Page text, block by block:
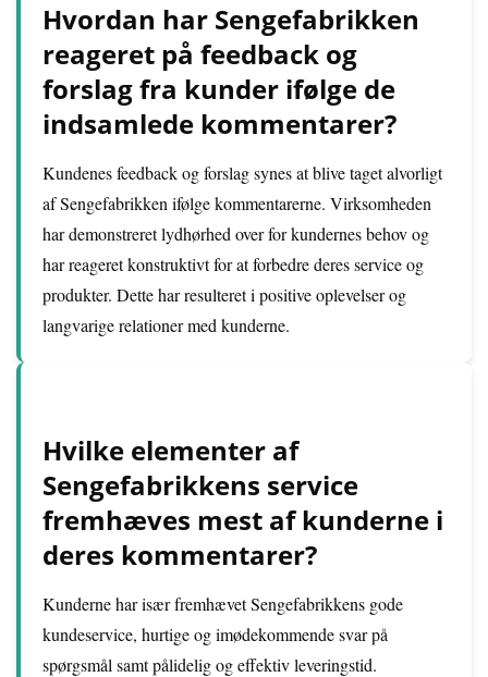
Hvordan har Sengefabrikken
reageret på feedback og
forslag fra kunder ifølge de
indsamlede kommentarer?
Kundenes feedback og forslag synes at blive taget alvorligt
af Sengefabrikken ifølge kommentarerne. Virksomheden
har demonstreret lydhørhed over for kundernes behov og
har reageret konstruktivt for at forbedre deres service og
produkter. Dette har resulteret i positive oplevelser og
langvarige relationer med kunderne.
Hvilke elementer af
Sengefabrikkens service
fremhæves mest af kunderne i
deres kommentarer?
Kunderne har især fremhævet Sengefabrikkens gode
kundeservice, hurtige og imødekommende svar på
spørgsmål samt pålidelig og effektiv leveringstid.